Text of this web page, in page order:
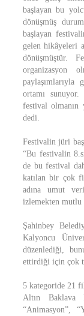
başlayan bu
dönüşmüş
başlayan
gelen hikâyeleri
dönüşmüştür.
organizasyon
ortamı
festival olmanın
dedi.
Festivalin jüri
“Bu festivalin
de bu festival
katılan bir çok
adına umut
izlemekten mutlu
Şahinbey
Kalyoncu
düzenlediği,
ettirdiği için çok
5 kategoride 21
Altın Baklava
“Animasyon”,